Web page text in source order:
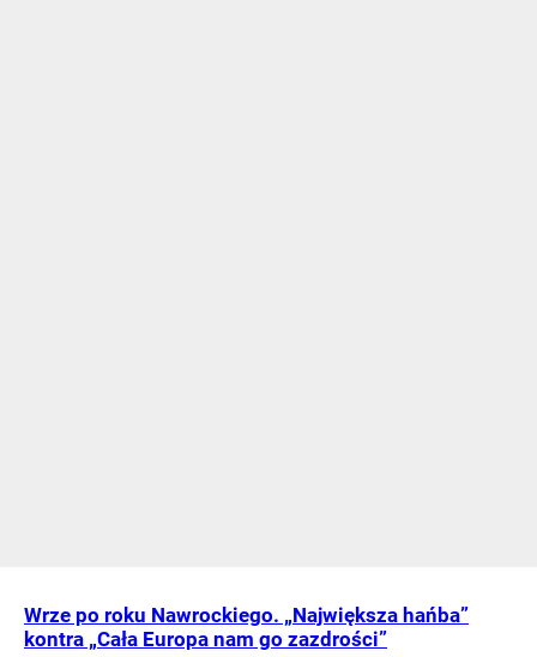
Wrze po roku Nawrockiego. „Największa hańba”
kontra „Cała Europa nam go zazdrości”